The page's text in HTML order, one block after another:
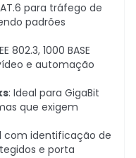
para tráfego de
padrões
802.3, 1000 BASE
e automação
: Ideal para GigaBit
que exigem
com identificação de
e porta